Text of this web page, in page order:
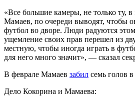
«Все большие камеры, не только ту,
Мамаев, по очереди выводят, чтобы
футбол во дворе. Люди радуются
ущемление своих прав перешел из
местную, чтобы иногда играть в
для него много значит», — сказал
В феврале Мамаев забил семь голов
Дело Кокорина и Мамаева: